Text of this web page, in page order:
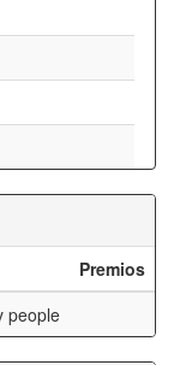
Premios
people